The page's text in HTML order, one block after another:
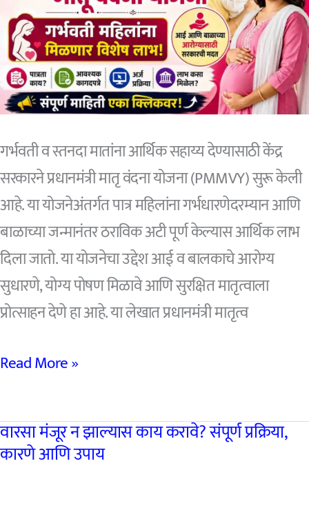
तो
कसा
मिळवायचा?
संपूर्ण
माहिती
गर्भवती व स्तनदा मातांना आर्थिक सहाय्य देण्यासाठी केंद्र
सरकारने प्रधानमंत्री मातृ वंदना योजना (PMMVY) सुरू केली
आहे. या योजनेअंतर्गत पात्र महिलांना गर्भधारणेदरम्यान आणि
बाळाच्या जन्मानंतर ठराविक अटी पूर्ण केल्यास आर्थिक लाभ
दिला जातो. या योजनेचा उद्देश आई व बालकाचे आरोग्य
सुधारणे, योग्य पोषण मिळावे आणि सुरक्षित मातृत्वाला
प्रोत्साहन देणे हा आहे. या लेखात प्रधानमंत्री मातृत्व
प्रधानमंत्री
वंदना
योजना
Read More »
वारसा मंजूर न झाल्यास काय करावे? संपूर्ण प्रक्रिया,
कारणे आणि उपाय